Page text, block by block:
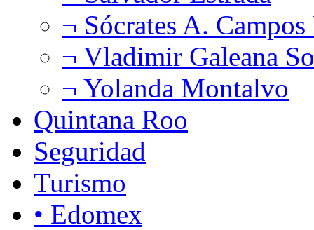
¬ Sócrates A.
¬ Vladimir Galeana
¬ Yolanda Montalvo
Quintana Roo
Seguridad
Turismo
• Edomex